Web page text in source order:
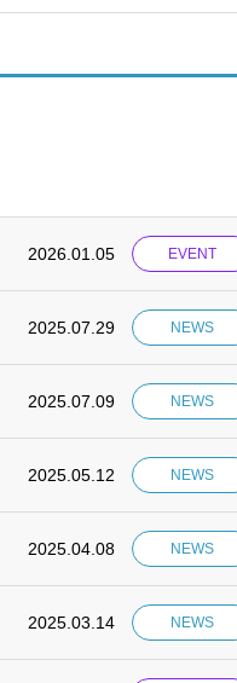
2026.01.05 EVENT
2025.07.29 NEWS
2025.07.09 NEWS
2025.05.12 NEWS
2025.04.08 NEWS
2025.03.14 NEWS